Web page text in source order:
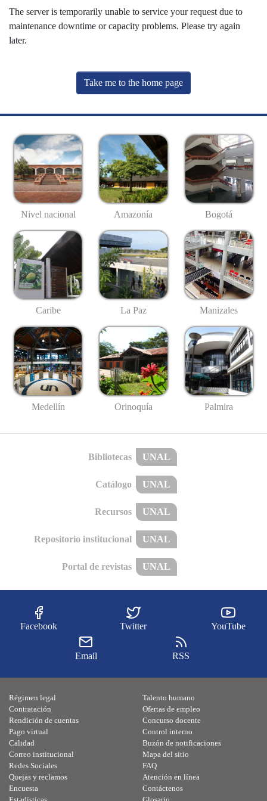
The server is temporarily unable to service your request due to
maintenance downtime or capacity problems. Please try again
later.
Take me to the home page
Nivel nacional Amazonía Bogotá
Caribe La Paz Manizales
Medellín Orinoquía Palmira
Bibliotecas UNAL
Catálogo UNAL
Recursos UNAL
Repositorio institucional UNAL
Portal de revistas UNAL
Facebook Twitter YouTube
Email RSS
Régimen legal
Contratación
Rendición de cuentas
Pago virtual
Calidad
Talento humano
Ofertas de empleo
Concurso docente
Control interno
Buzón de notificaciones
Correo institucional
Redes Sociales
Quejas y reclamos
Encuesta
Mapa del sitio
FAQ
Atención en línea
Contáctenos